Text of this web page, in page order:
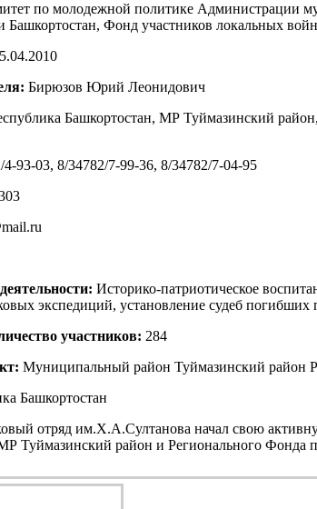
по молодежной политике Администрации
Башкортостан, Фонд участников локальных
Бирюзов Юрий Леонидович
Башкортостан, МР Туймазинский
4-93-03, 8/34782/7-99-36, 8/34782/7-04-95
Историко-патриотическое
экспедиций, установление судеб погибших
участников: 284
Муниципальный район Туймазинский район
Башкортостан
отряд им.Х.А.Султанова начал свою
Туймазинский район и Регионального Фонда